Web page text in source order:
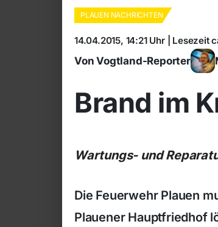
PLAUEN NACHRICHTEN
14.04.2015, 14:21 Uhr | Lesezeit
Von Vogtland-Reporter
Brand im
Wartungs- und
Die Feuerwehr Plauen
Plauener Hauptfriedhof